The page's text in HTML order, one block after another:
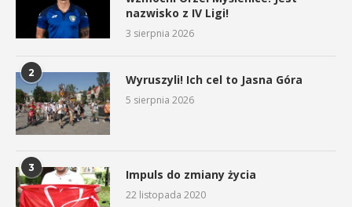
nazwisko z IV Ligi!
3 sierpnia 2026
2 Wyruszyli! Ich cel to Jasna Góra
5 sierpnia 2026
3 Impuls do zmiany życia
22 listopada 2020